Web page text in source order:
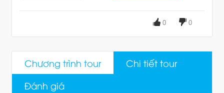
0
0
Chương trình tour
Chi tiết tour
Đánh giá